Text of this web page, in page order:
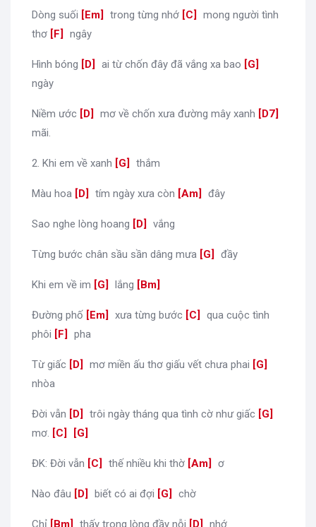
Dòng suối [Em trong từng nhớ [C
mong người tình
thơ [F ngây
Hình bóng [D ai từ chốn đây đã vắng xa bao [G
ngày
Niềm ước [D mơ về chốn xưa đường mây xanh [D7
mãi.
2. Khi em về xanh [G thắm
Màu hoa [D tím ngày xưa còn [Am đây
Sao nghe lòng hoang [D vắng
Từng bước chân sầu sần dâng mưa [G đầy
Khi em về im [G lắng [Bm
Đường phố [Em xưa từng bước [C
qua cuộc tình
phôi [F pha
Từ giấc [D mơ miền ấu thơ giấu vết chưa phai [G
nhòa
Đời vẫn [D trôi ngày tháng qua tình cờ như giấc [G
mơ. [C [G
ĐK: Đời vẫn [C thế nhiều khi thờ [Am ơ
Nào đâu [D biết có ai đợi [G chờ
Chỉ [Bm thấy trong lòng đầy nỗi [D nhớ